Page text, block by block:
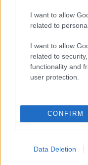
I want to allow
related to
I want to allow
related to
functionality and
user protection.
CONFIRM
Data Deletion
Az ő neve Chanel
Fotó: Gregory Pace /